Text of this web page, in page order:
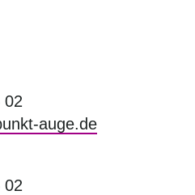
02
auge.de
02